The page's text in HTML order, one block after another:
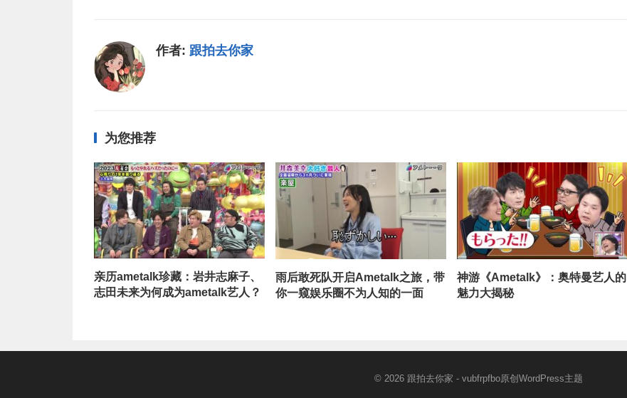
作者: 跟拍去你家
为您推荐
亲历ametalk珍藏：岩井志麻子、
志田未来为何成为ametalk艺人？
雨后敢死队开启Ametalk之旅，带
你一窥娱乐圈不为人知的一面
神游《Ametalk》：奥特曼艺人的
魅力大揭秘
© 2026 跟拍去你家 - vubfrpfbo原创WordPress主题